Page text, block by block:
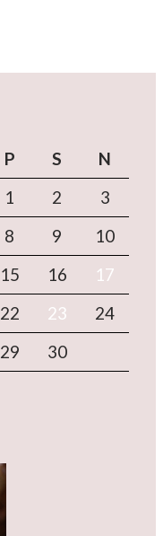
P S
N
1
2
3
8 9
10
15 16
17
22 23
24
29
30